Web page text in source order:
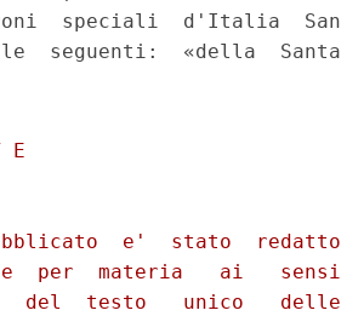
speciali  d'Italia  San
seguenti:  «della  Santa
E
e'  stato  redatto
per  materia   ai   sensi
del  testo   unico   delle